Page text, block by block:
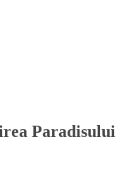
Paradisului